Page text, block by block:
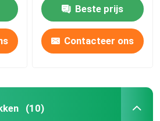
Beste prijs
Contacteer ons
(10)